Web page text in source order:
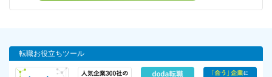
転職お役立ちツール